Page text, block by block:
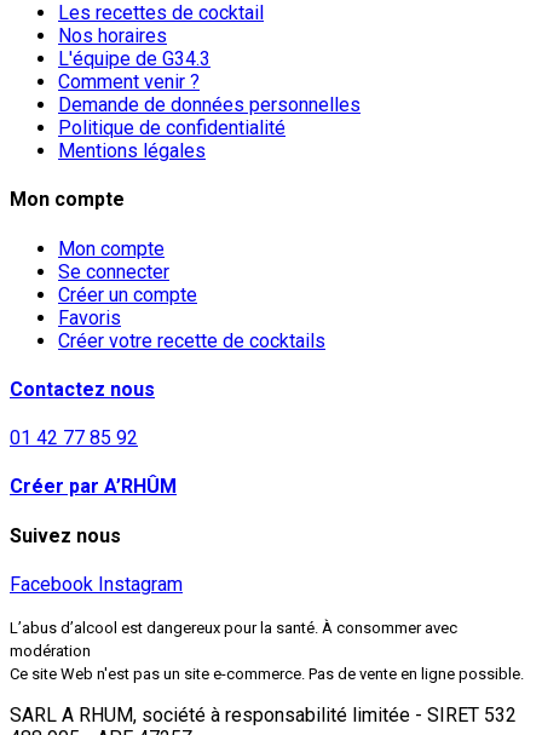
Les recettes de cocktail
Nos horaires
L'équipe de G34.3
Comment venir ?
Demande de données personnelles
Politique de confidentialité
Mentions légales
Mon compte
Mon compte
Se connecter
Créer un compte
Favoris
Créer votre recette de cocktails
Contactez nous
01 42 77 85 92
Créer par A’RHÛM
Suivez nous
Facebook Instagram
L’abus d’alcool est dangereux pour la santé. À consommer avec
modération
Ce site Web n'est pas un site e-commerce. Pas de vente en ligne possible.
SARL A RHUM, société à responsabilité limitée - SIRET 532